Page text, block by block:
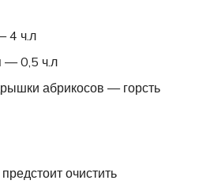
4 ч.л
— 0,5 ч.л
абрикосов — горсть
очистить